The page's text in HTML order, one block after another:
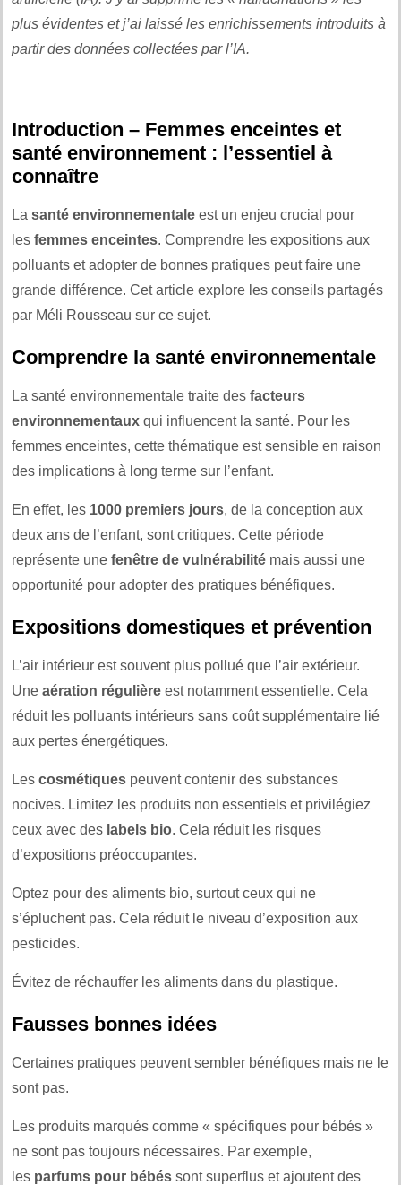
plus évidentes et j’ai laissé les enrichissements introduits à
partir des données collectées par l’IA.
Introduction – Femmes enceintes et
santé environnement : l’essentiel à
connaître
La santé environnementale est un enjeu crucial pour
les femmes enceintes. Comprendre les expositions aux
polluants et adopter de bonnes pratiques peut faire une
grande différence. Cet article explore les conseils partagés
par Méli Rousseau sur ce sujet.
Comprendre la santé environnementale
La santé environnementale traite des facteurs
environnementaux qui influencent la santé. Pour les
femmes enceintes, cette thématique est sensible en raison
des implications à long terme sur l’enfant.
En effet, les 1000 premiers jours, de la conception aux
deux ans de l’enfant, sont critiques. Cette période
représente une fenêtre de vulnérabilité mais aussi une
opportunité pour adopter des pratiques bénéfiques.
Expositions domestiques et prévention
L’air intérieur est souvent plus pollué que l’air extérieur.
Une aération régulière est notamment essentielle. Cela
réduit les polluants intérieurs sans coût supplémentaire lié
aux pertes énergétiques.
Les cosmétiques peuvent contenir des substances
nocives. Limitez les produits non essentiels et privilégiez
ceux avec des labels bio. Cela réduit les risques
d’expositions préoccupantes.
Optez pour des aliments bio, surtout ceux qui ne
s’épluchent pas. Cela réduit le niveau d’exposition aux
pesticides.
Évitez de réchauffer les aliments dans du plastique.
Fausses bonnes idées
Certaines pratiques peuvent sembler bénéfiques mais ne le
sont pas.
Les produits marqués comme « spécifiques pour bébés »
ne sont pas toujours nécessaires. Par exemple,
les parfums pour bébés sont superflus et ajoutent des